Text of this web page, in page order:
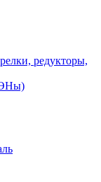
редукторы,